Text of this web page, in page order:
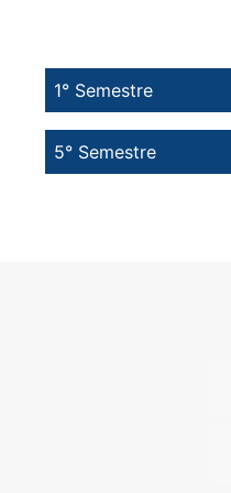
1° Semestre
5° Semestre